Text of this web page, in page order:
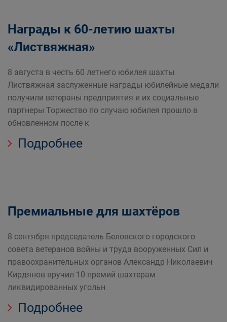
Награды к 60-летию шахты
«Листвяжная»
8 августа в честь 60 летнего юбилея шахты
Листвяжная заслуженные награды юбилейные медали
получили ветераны предприятия и их социальные
партнеры Торжество по случаю юбилея прошло в
обновленном после к
Подробнее
Премиальные для шахтёров
8 сентября председатель Беловского городского
совета ветеранов войны и труда вооруженных Сил и
правоохранительных органов Александр Николаевич
Кирдянов вручил 10 премий шахтерам
ликвидированных угольн
Подробнее